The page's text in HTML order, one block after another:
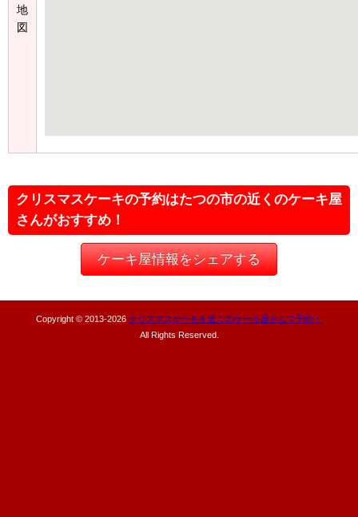
地
図
クリスマスケーキの予約はたつの市の近くのケーキ屋
さんがおすすめ！
ケーキ屋情報をシェアする
Copyright © 2013-2026 クリスマスケーキを近くのケーキ屋さんで予約！
All Rights Reserved.